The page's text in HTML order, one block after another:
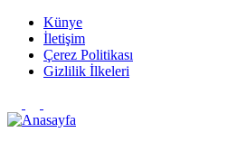
Künye
İletişim
Çerez Politikası
Gizlilik İlkeleri